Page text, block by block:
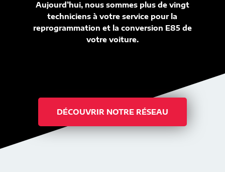
Aujourd’hui, nous sommes plus de vingt
techniciens à votre service pour la
reprogrammation et la conversion E85 de
votre voiture.
DÉCOUVRIR NOTRE RÉSEAU